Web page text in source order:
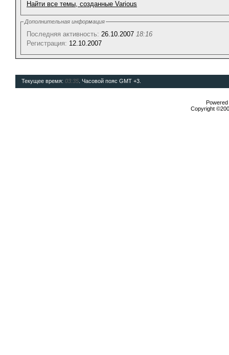
Найти все темы, созданные Various
Дополнительная информация
Последняя активность: 26.10.2007 18:16
Регистрация: 12.10.2007
Текущее время: 03:35 . Часовой пояс GMT +3.
Copyright